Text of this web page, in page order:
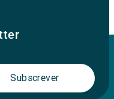
Subscrever